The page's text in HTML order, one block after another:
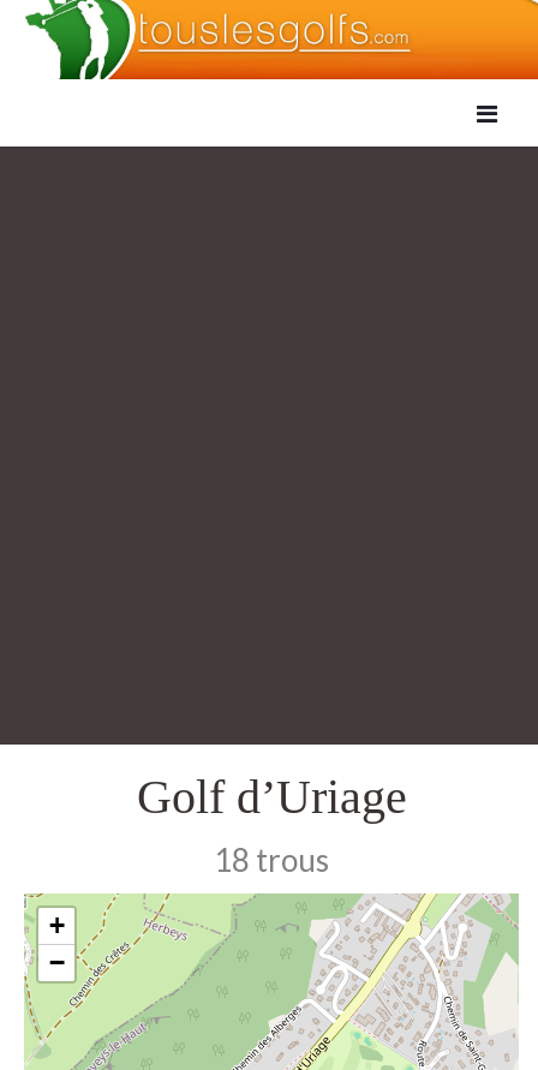
Golf d’Uriage
18 trous
+
−